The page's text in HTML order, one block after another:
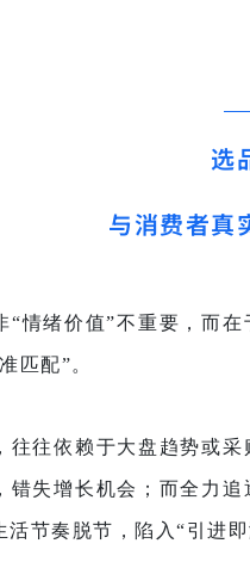
选
与消费者真
“情绪价值”不重要，而
匹配”。
往往依赖于大盘趋势或
错失增长机会；而全力
节奏脱节，陷入“引进即